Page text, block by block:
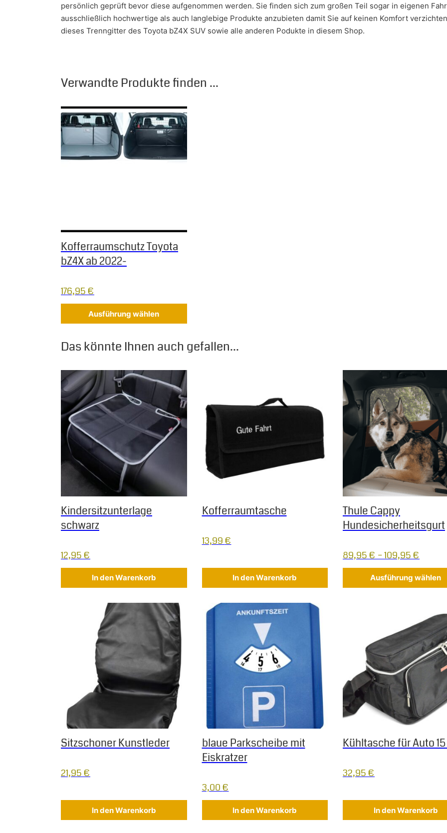
persönlich geprüft bevor diese aufgenommen werden. Sie finden sich zum großen Teil sogar in eigenen
ausschließlich hochwertige als auch langlebige Produkte anzubieten damit Sie auf keinen Komfort
dieses Trenngitter des Toyota bZ4X SUV sowie alle anderen Podukte in diesem Shop.
Verwandte Produkte finden ...
Kofferraumschutz Toyota
bZ4X ab 2022-
176,95€
Ausführung wählen
Dieses Produkt weist mehrere Varianten auf. Die Optionen können auf der Produktseite gewählt werden
Das könnte Ihnen auch gefallen...
Kindersitzunterlage
schwarz
12,95€
In den Warenkorb
Kofferraumtasche
13,99€
In den Warenkorb
Thule Cappy
Hundesicherheitsgurt
89,95€ –109,95€
Ausführung wählen
Dieses Produkt weist
Sitzschoner Kunstleder
21,95€
In den Warenkorb
blaue Parkscheibe mit
Eiskratzer
3,00€
In den Warenkorb
Kühltasche für Auto
32,95€
In den Warenkorb